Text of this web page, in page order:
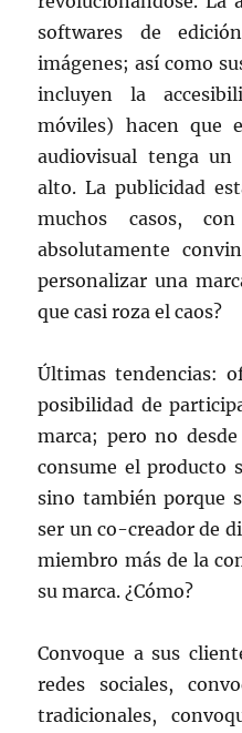
softwares de
imágenes; así como
incluyen la
móviles) hacen que
audiovisual tenga
alto. La publicidad
muchos casos,
absolutamente
personalizar una
que casi roza el caos?
Últimas tendencias:
posibilidad de
marca; pero no
consume el producto
sino también porque
ser un co-creador de
miembro más de la
su marca. ¿Cómo?
Convoque a sus
redes sociales,
tradicionales,